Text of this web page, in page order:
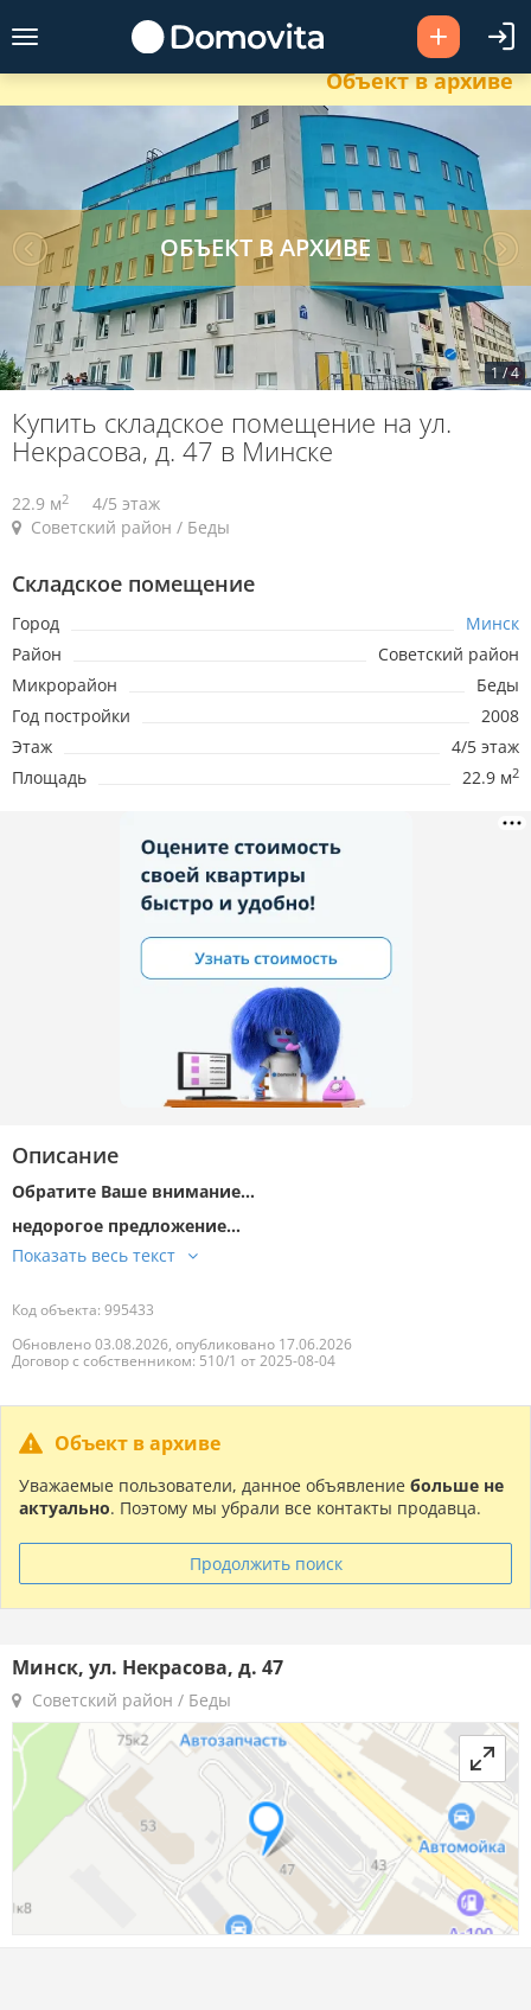
Объект в архиве
1/4
Купить складское помещение на ул.
Некрасова, д. 47 в Минске
22.9 м2
4/5 этаж
Советский район / Беды
Складское помещение
Город
Минск
Район
Советский район
Микрорайон
Беды
Год постройки
2008
Этаж
4/5 этаж
Площадь
22.9 м2
Описание
Обратите Ваше внимание…
недорогое предложение…
Код объекта: 995433
Обновлено 03.08.2026, опубликовано 17.06.2026
Договор с собственником: 510/1 от 2025-08-04
Объект в архиве
Уважаемые пользователи, данное объявление больше не
актуально. Поэтому мы убрали все контакты продавца.
Продолжить поиск
Минск, ул. Некрасова, д. 47
Советский район / Беды